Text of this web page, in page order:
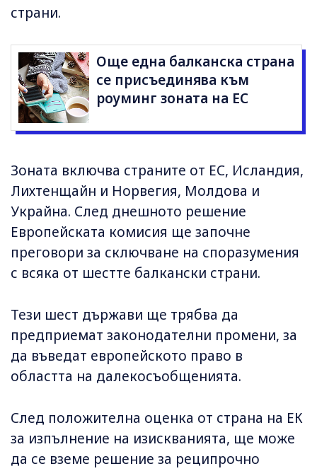
страни.
Още една балканска страна
се присъединява към
роуминг зоната на ЕС
Зоната включва страните от ЕС, Исландия,
Лихтенщайн и Норвегия, Молдова и
Украйна. След днешното решение
Европейската комисия ще започне
преговори за сключване на споразумения
с всяка от шестте балкански страни.
Тези шест държави ще трябва да
предприемат законодателни промени, за
да въведат европейското право в
областта на далекосъобщенията.
След положителна оценка от страна на ЕК
за изпълнение на изискванията, ще може
да се вземе решение за реципрочно